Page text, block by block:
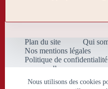
Nous utilisons des cookies
Plan du site Qui
Nos mentions légales
Politique de
personnelles
Conditions Générales de